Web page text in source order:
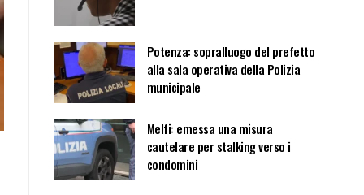
Potenza: sopralluogo del prefetto
alla sala operativa della Polizia
municipale
Melfi: emessa una misura
cautelare per stalking verso i
condomini